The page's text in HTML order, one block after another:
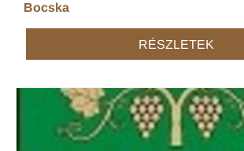
Bocska
RÉSZLETEK